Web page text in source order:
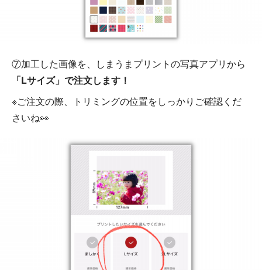
⑦加工した画像を、しまうまプリントの写真アプリから
「Lサイズ」で注文します！
※ご注文の際、トリミングの位置をしっかりご確認くだ
さいね👀